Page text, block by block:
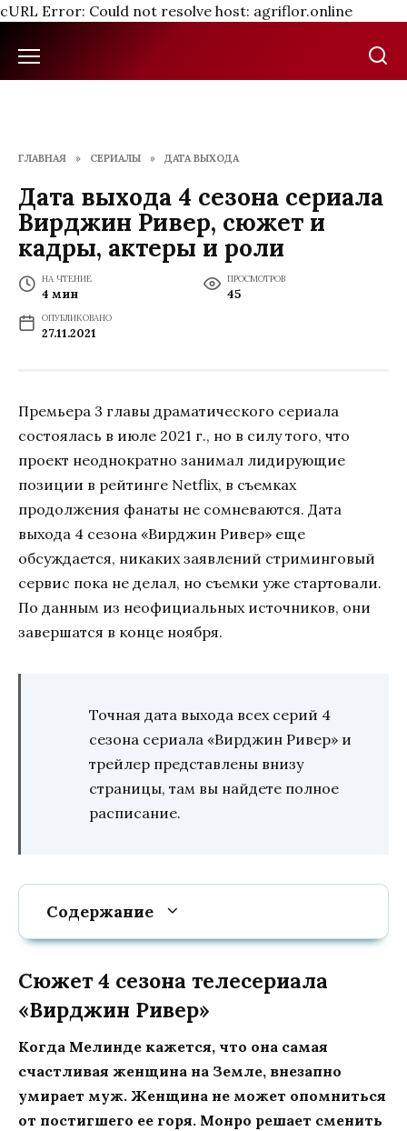
cURL Error: Could not resolve host: agriflor.online
содержанию
ГЛАВНАЯ » СЕРИАЛЫ » ДАТА ВЫХОДА
Дата выхода 4 сезона сериала
Вирджин Ривер, сюжет и
кадры, актеры и роли
НА ЧТЕНИЕ
4 мин
ПРОСМОТРОВ
45
ОПУБЛИКОВАНО
27.11.2021
Премьера 3 главы драматического сериала
состоялась в июле 2021 г., но в силу того, что
проект неоднократно занимал лидирующие
позиции в рейтинге Netflix, в съемках
продолжения фанаты не сомневаются. Дата
выхода 4 сезона «Вирджин Ривер» еще
обсуждается, никаких заявлений стриминговый
сервис пока не делал, но съемки уже стартовали.
По данным из неофициальных источников, они
завершатся в конце ноября.
Точная дата выхода всех серий 4
сезона сериала «Вирджин Ривер» и
трейлер представлены внизу
страницы, там вы найдете полное
расписание.
Содержание
Сюжет 4 сезона телесериала
«Вирджин Ривер»
Когда Мелинде кажется, что она самая
счастливая женщина на Земле, внезапно
умирает муж. Женщина не может опомниться
от постигшего ее горя. Монро решает сменить